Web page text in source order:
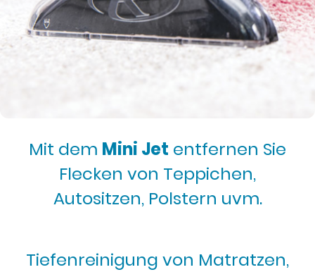
Mit dem Mini Jet entfernen Sie
Flecken von Teppichen,
Autositzen, Polstern uvm.
Tiefenreinigung von Matratzen,